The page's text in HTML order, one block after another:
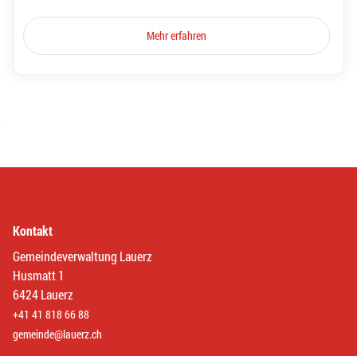
Mehr erfahren
Kontakt
Gemeindeverwaltung Lauerz
Husmatt 1
6424 Lauerz
+41 41 818 66 88
gemeinde@lauerz.ch